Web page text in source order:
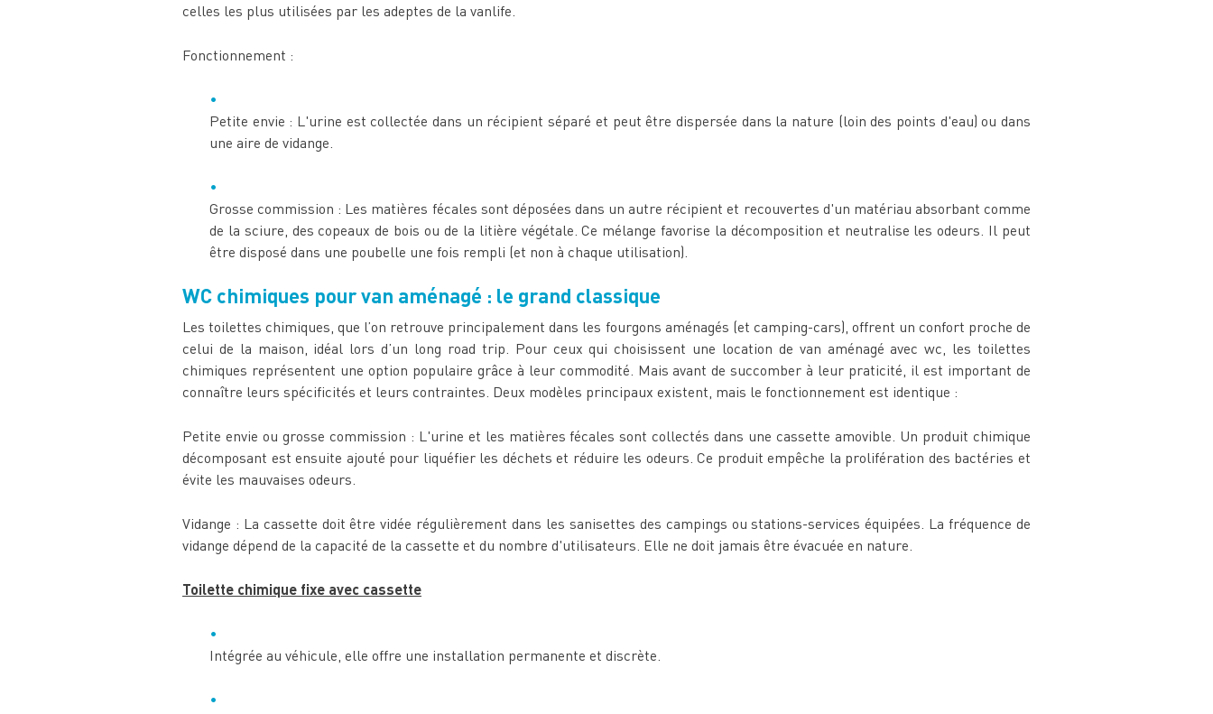
celles les plus utilisées par les adeptes de la vanlife.
Fonctionnement :
Petite envie : L'urine est collectée dans un récipient séparé et peut être dispersée dans la nature (loin des points d'eau) ou dans
une aire de vidange.
Grosse commission : Les matières fécales sont déposées dans un autre récipient et recouvertes d'un matériau absorbant comme
de la sciure, des copeaux de bois ou de la litière végétale. Ce mélange favorise la décomposition et neutralise les odeurs. Il peut
être disposé dans une poubelle une fois rempli (et non à chaque utilisation).
WC chimiques pour van aménagé : le grand classique
Les toilettes chimiques, que l’on retrouve principalement dans les fourgons aménagés (et camping-cars), offrent un confort proche de
celui de la maison, idéal lors d’un long road trip. Pour ceux qui choisissent une location de van aménagé avec wc, les toilettes
chimiques représentent une option populaire grâce à leur commodité. Mais avant de succomber à leur praticité, il est important de
connaître leurs spécificités et leurs contraintes. Deux modèles principaux existent, mais le fonctionnement est identique :
Petite envie ou grosse commission : L'urine et les matières fécales sont collectés dans une cassette amovible. Un produit chimique
décomposant est ensuite ajouté pour liquéfier les déchets et réduire les odeurs. Ce produit empêche la prolifération des bactéries et
évite les mauvaises odeurs.
Vidange : La cassette doit être vidée régulièrement dans les sanisettes des campings ou stations-services équipées. La fréquence de
vidange dépend de la capacité de la cassette et du nombre d'utilisateurs. Elle ne doit jamais être évacuée en nature.
Toilette chimique fixe avec cassette
Intégrée au véhicule, elle offre une installation permanente et discrète.